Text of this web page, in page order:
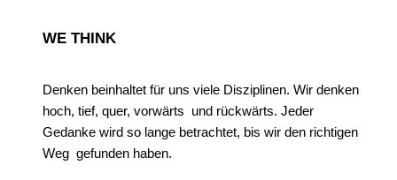
WE THINK
Denken beinhaltet für uns viele Disziplinen. Wir denken
hoch, tief, quer, vorwärts und rückwärts. Jeder
Gedanke wird so lange betrachtet, bis wir den richtigen
Weg gefunden haben.